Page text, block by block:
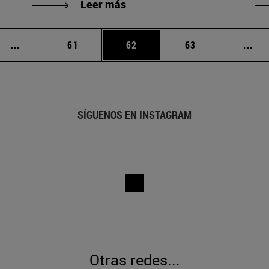
Leer más
... Páginas intermedias Use TAB para desplazarse.
Página
61 Página
62 Página
63 ...
SÍGUENOS EN INSTAGRAM
Otras redes...